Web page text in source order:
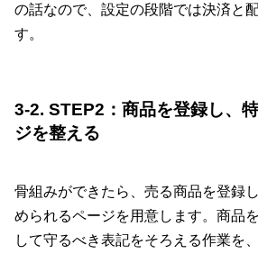
の話なので、設定の段階では決済と
す。
3-2. STEP2：商品を登録し、
ジを整える
骨組みができたら、売る商品を登録
められるページを用意します。商品
して守るべき表記をそろえる作業を